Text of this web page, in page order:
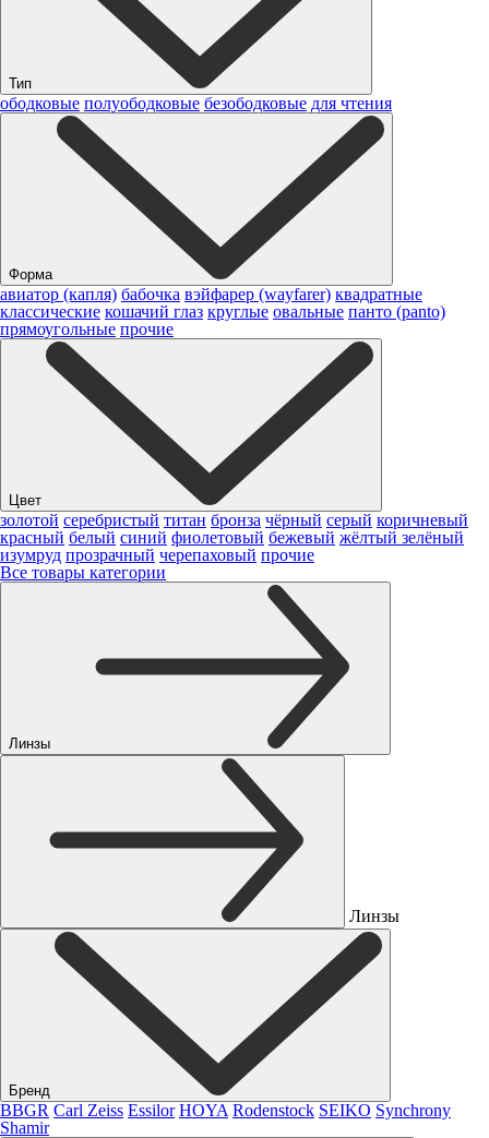
Тип
ободковые полуободковые безободковые для чтения
Форма
авиатор (капля) бабочка вэйфарер (wayfarer) квадратные
классические кошачий глаз круглые овальные панто (panto)
прямоугольные прочие
Цвет
золотой серебристый титан бронза чёрный серый коричневый
красный белый синий фиолетовый бежевый жёлтый зелёный
изумруд прозрачный черепаховый прочие
Все товары категории
Линзы
Линзы
Бренд
BBGR Carl Zeiss Essilor HOYA Rodenstock SEIKO Synchrony
Shamir